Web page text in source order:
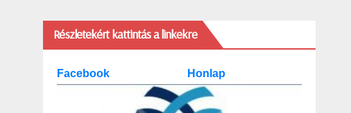
Részletekért kattintás a linkekre
Facebook Honlap